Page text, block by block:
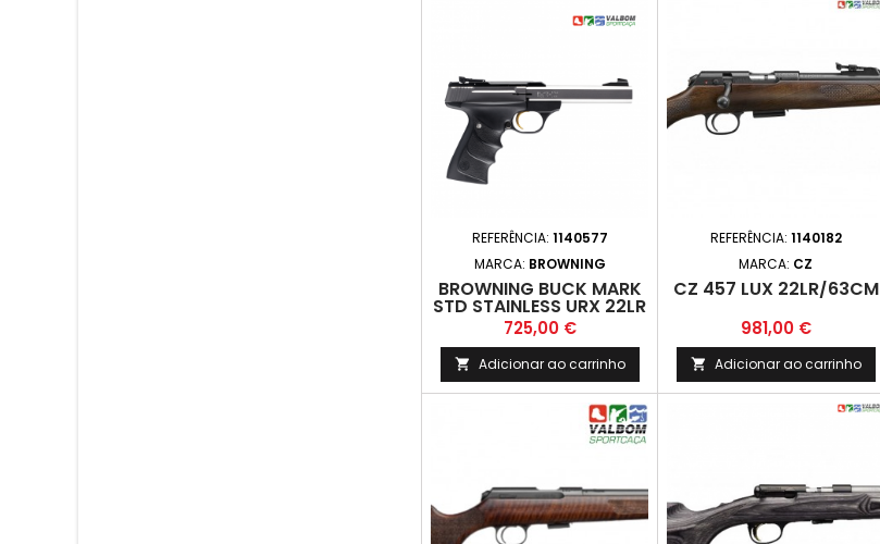
REFERÊNCIA: 1140577
MARCA: BROWNING
BROWNING BUCK MARK
STD STAINLESS URX 22LR
Preço
725,00 €
 Adicionar ao carrinho
REFERÊNCIA: 1140182
MARCA: CZ
CZ 457 LUX 22LR/63CM
Preço
981,00 €
 Adicionar ao carrinho